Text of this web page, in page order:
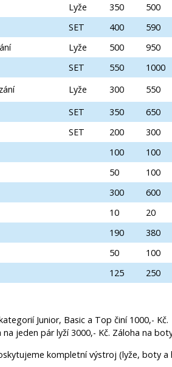
Lyže 350 500
SET
400 590
Lyže 500 950
SET
550 1000
Lyže 300 550
SET
350 650
SET 200 300
100 100
50 100
300 600
10 20
190 380
50 100
125 250
Junior, Basic a Top činí 1000,- Kč.
jeden pár lyží 3000,- Kč. Záloha na
kompletní výstroj (lyže, boty